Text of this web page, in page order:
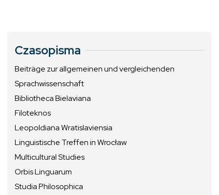
Czasopisma
Beiträge zur allgemeinen und vergleichenden
Sprachwissenschaft
Bibliotheca Bielaviana
Filoteknos
Leopoldiana Wratislaviensia
Linguistische Treffen in Wrocław
Multicultural Studies
Orbis Linguarum
Studia Philosophica